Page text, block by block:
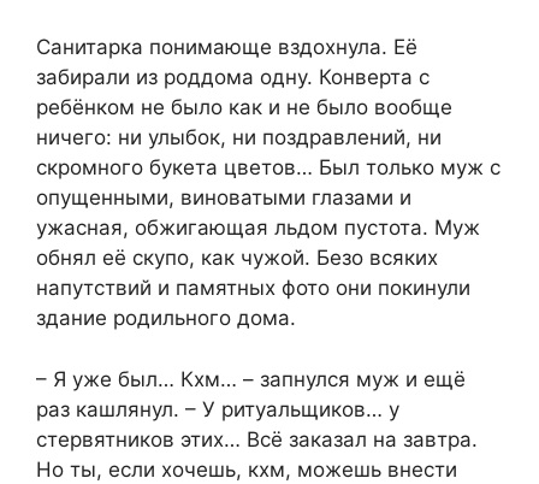
Санитарка понимающе вздохнула. Её
забирали из роддома одну. Конверта с
ребёнком не было как и не было вообще
ничего: ни улыбок, ни поздравлений, ни
скромного букета цветов… Был только муж с
опущенными, виноватыми глазами и
ужасная, обжигающая льдом пустота. Муж
обнял её скупо, как чужой. Безо всяких
напутствий и памятных фото они покинули
здание родильного дома.
– Я уже был… Кхм… – запнулся муж и ещё
раз кашлянул. – У ритуальщиков… у
стервятников этих… Всё заказал на завтра.
Но ты, если хочешь, кхм, можешь внести